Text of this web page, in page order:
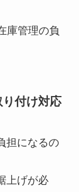
庫管理の負
付け対応
担になるの
上げが必